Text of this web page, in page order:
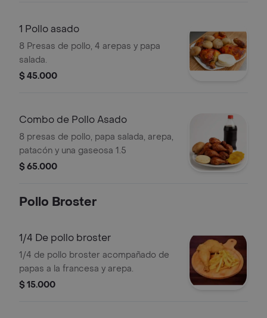
1 Pollo asado
8 Presas de pollo, 4 arepas y papa
salada.
$ 45.000
Combo de Pollo Asado
8 presas de pollo, papa salada, arepa,
patacón y una gaseosa 1.5
$ 65.000
Pollo Broster
1/4 De pollo broster
1/4 de pollo broster acompañado de
papas a la francesa y arepa.
$ 15.000